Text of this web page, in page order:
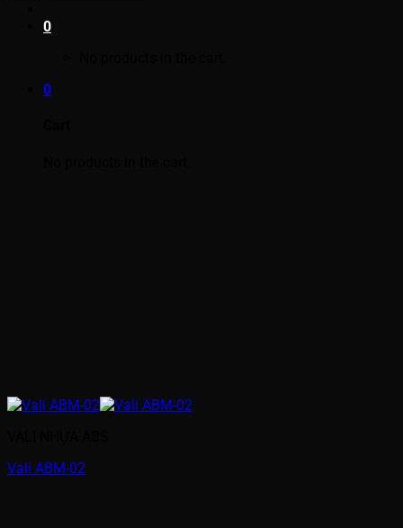
0
0
Vali ABM-02